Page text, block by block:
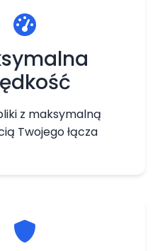
z maksymalną
Twojego łącza